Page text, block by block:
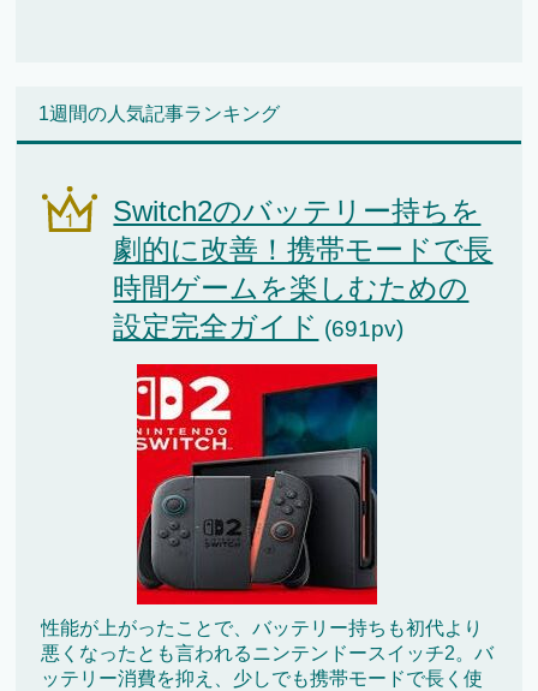
1週間の人気記事ランキング
Switch2のバッテリー持ちを
劇的に改善！携帯モードで長
時間ゲームを楽しむための
設定完全ガイド (691pv)
性能が上がったことで、バッテリー持ちも初代より
悪くなったとも言われるニンテンドースイッチ2。バ
ッテリー消費を抑え、少しでも携帯モードで長く使